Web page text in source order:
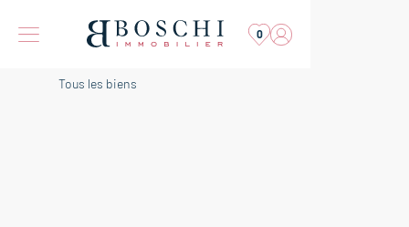
0
Tous les biens